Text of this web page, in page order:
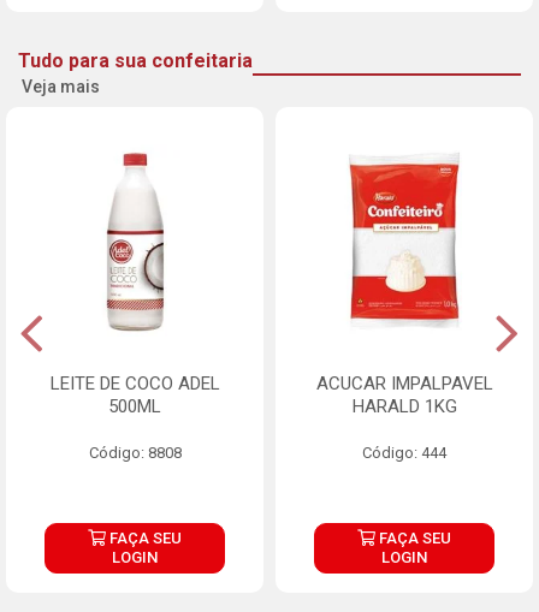
Tudo para sua confeitaria
Veja mais
LEITE DE COCO ADEL
500ML
Código: 8808
FAÇA SEU
LOGIN
ACUCAR IMPALPAVEL
HARALD 1KG
Código: 444
FAÇA SEU
LOGIN